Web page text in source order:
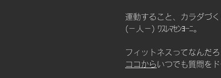
運動すること、カラダづ
(－人－) ﾜｽﾚﾏｾﾝﾖｰﾆ。
フィットネスってなんだ
ココからいつでも質問を